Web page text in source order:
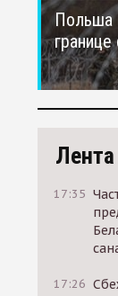
Польша
17:35
17:26